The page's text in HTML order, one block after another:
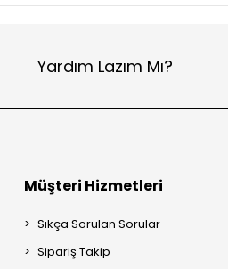
Yardım Lazım Mı?
Müşteri Hizmetleri
Sıkça Sorulan Sorular
Sipariş Takip